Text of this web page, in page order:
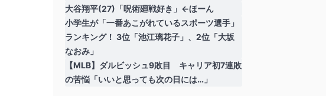
大谷翔平(27)「呪術廻戦好き」←ほーん
小学生が「一番あこがれているスポーツ選手」
ランキング！ 3位「池江璃花子」、2位「大坂
なおみ」
【MLB】ダルビッシュ9敗目 キャリア初7連敗
の苦悩「いいと思っても次の日には…」